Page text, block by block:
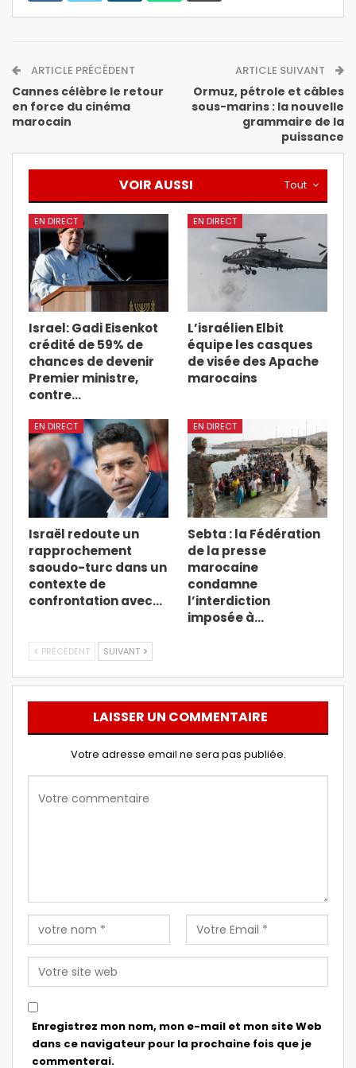
ARTICLE PRÉCÉDENT
Cannes célèbre le retour
en force du cinéma
marocain
ARTICLE SUIVANT
Ormuz, pétrole et câbles
sous-marins : la nouvelle
grammaire de la
puissance
Tout
VOIR AUSSI
EN DIRECT
Israel: Gadi Eisenkot
crédité de 59% de
chances de devenir
Premier ministre,
contre…
EN DIRECT
L’israélien Elbit
équipe les casques
de visée des Apache
marocains
EN DIRECT
Israël redoute un
rapprochement
saoudo-turc dans un
contexte de
confrontation avec…
EN DIRECT
Sebta : la Fédération
de la presse
marocaine
condamne
l’interdiction
imposée à…
PRÉCÉDENT SUIVANT
LAISSER UN COMMENTAIRE
Votre adresse email ne sera pas publiée.
Enregistrez mon nom, mon e-mail et mon site Web
dans ce navigateur pour la prochaine fois que je
commenterai.